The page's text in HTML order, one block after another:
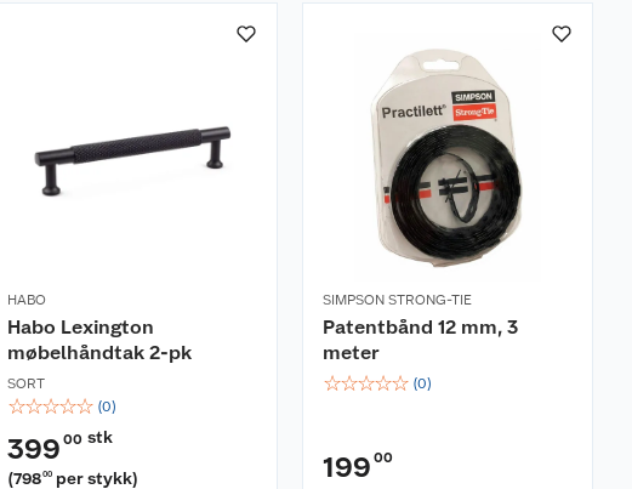
HABO
Habo Lexington
møbelhåndtak 2-pk
SORT
☆☆☆☆☆ (0)
399 00 stk
(79800 per stykk)
SIMPSON STRONG-TIE
Patentbånd 12 mm, 3
meter
☆☆☆☆☆ (0)
199 00